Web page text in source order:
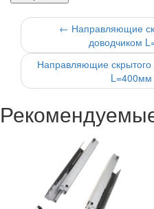
← Направляющие
доводчиком
Направляющие
L=400мм